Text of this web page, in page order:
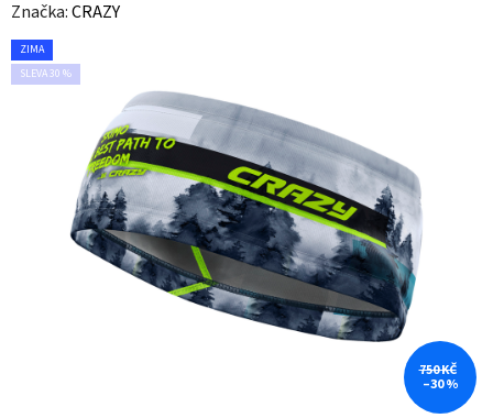
Značka:CRAZY
ZIMA
SLEVA 30 %
750 KČ
–30 %